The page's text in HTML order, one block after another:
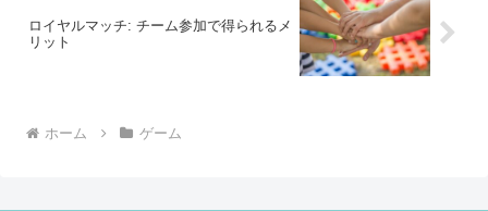
ロイヤルマッチ: チーム参加で得られるメ
リット
ホーム ゲーム